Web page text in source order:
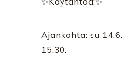
Ajankohta: su
15.30.